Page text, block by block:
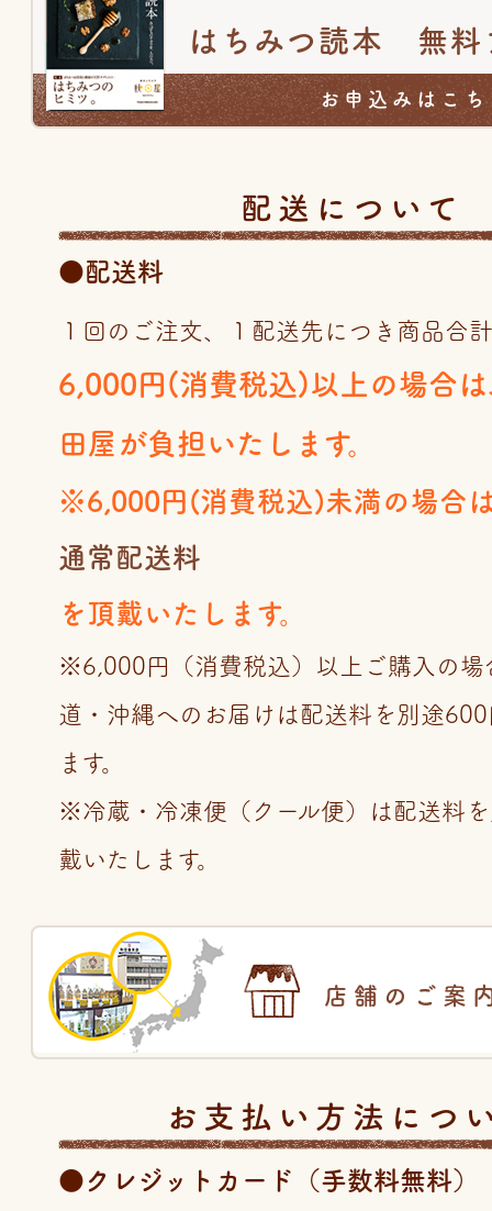
はちみつ読本 無料
お申込みはこ
配送について
●配送料
１回のご注文、１配送先につき商品合
6,000円(消費税込)以上の場合
田屋が負担いたします。
※6,000円(消費税込)未満の場合
通常配送料
を頂戴いたします。
※6,000円（消費税込）以上ご購入の場
道・沖縄へのお届けは配送料を別途
ます。
※冷蔵・冷凍便（クール便）は配送料
戴いたします。
店舗のご案
お支払い方法につ
●クレジットカード（手数料無料）